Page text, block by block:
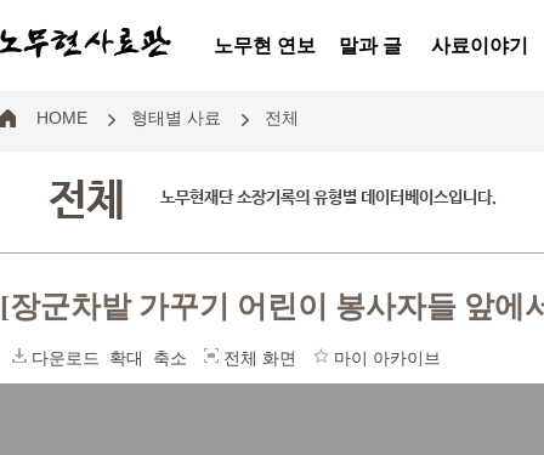
노무현 연보 말과 글 사료이야기
HOME 형태별 사료 전체
전체 노무현재단 소장기록의 유형별 데이터베이스입니다.
[장군차밭 가꾸기 어린이 봉사자들 앞에
다운로드 확대 축소 전체 화면 마이 아카이브